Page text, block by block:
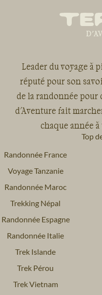
Leader du voyage à
réputé pour son
de la randonnée pour
d'Aventure fait
chaque année à
Top
Randonnée France
Voyage Tanzanie
Randonnée Maroc
Trekking Népal
Randonnée Espagne
Randonnée Italie
Trek Islande
Trek Pérou
Trek Vietnam